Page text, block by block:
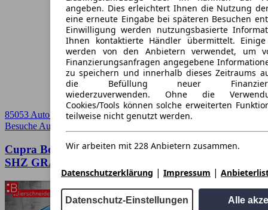
angeben. Dies erleichtert Ihnen die Nutzung
eine erneute Eingabe bei späteren Besuchen
Einwilligung werden nutzungsbasierte
Ihnen kontaktierte Händler übermittelt. Einige
werden von den Anbietern verwendet, um
Finanzierungsanfragen angegebene
zu speichern und innerhalb dieses Zeitraums
die Befüllung neuer
wiederzuverwenden. Ohne die
Cookies/Tools können solche erweiterten
teilweise nicht genutzt werden.
Wir arbeiten mit 228 Anbietern zusammen.
Datenschutzerklärung | Impressum |
Datenschutz-Einstellungen Alle
85053 Auto Bierschneider GmbH - Ingolstadt
Besuche Auto Bierschneider
Cupra Born 58 kWh NAVI LED KAMERA ACC
SHZ GRA DAB 18